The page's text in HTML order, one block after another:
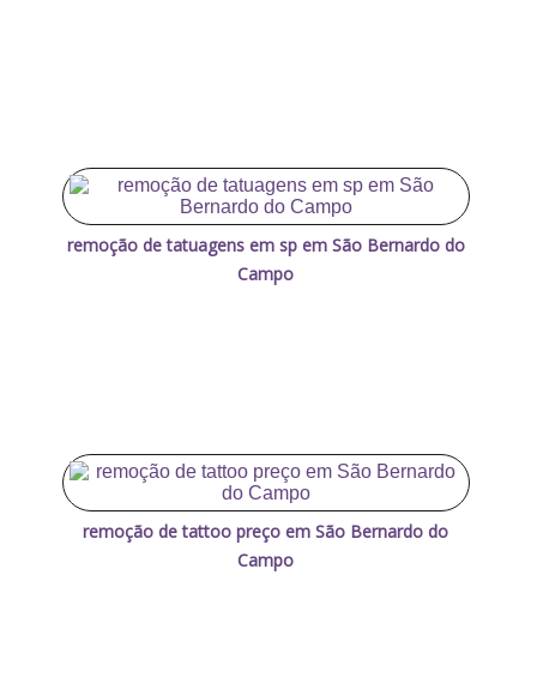
remoção de tatuagens em sp em São Bernardo do
Campo
remoção de tattoo preço em São Bernardo do
Campo